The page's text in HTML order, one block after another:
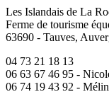
Les Islandais de La
Ferme de tourisme
63690 - Tauves,
04 73 21 18 13
06 63 67 46 95 -
06 74 19 43 92 -
précédente
précédent
suivante
suivant